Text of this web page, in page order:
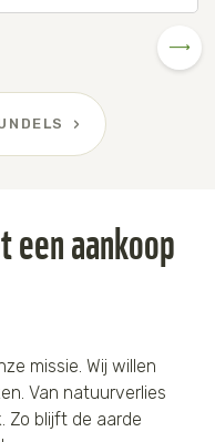
een aankoop
missie. Wij willen
Van natuurverlies
Zo blijft de aarde